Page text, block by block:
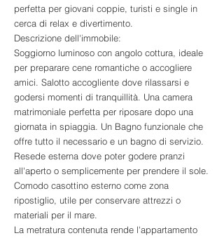
perfetta per giovani coppie, turisti e single in
cerca di relax e divertimento.
Descrizione dell'immobile:
Soggiorno luminoso con angolo cottura, ideale
per preparare cene romantiche o accogliere
amici. Salotto accogliente dove rilassarsi e
godersi momenti di tranquillità. Una camera
matrimoniale perfetta per riposare dopo una
giornata in spiaggia. Un Bagno funzionale che
offre tutto il necessario e un bagno di servizio.
Resede esterna dove poter godere pranzi
all'aperto o semplicemente per prendere il sole.
Comodo casottino esterno come zona
ripostiglio, utile per conservare attrezzi o
materiali per il mare.
La metratura contenuta rende l'appartamento